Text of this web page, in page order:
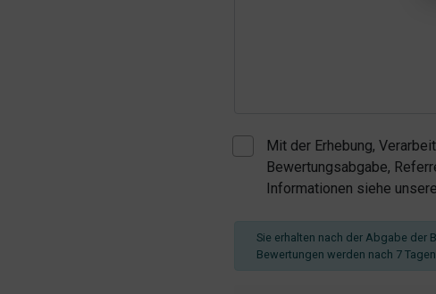
Mit der Erhebung,
Bewertungsabgabe,
Informationen siehe unsere
Sie erhalten nach der Abgabe der
Bewertungen werden nach 7